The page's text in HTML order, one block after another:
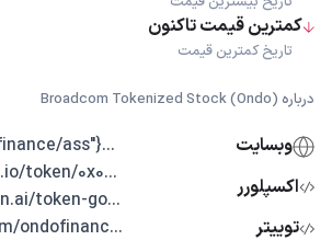
کمترین قیمت تاکنون
تاریخ کمترین قیمت
درباره Broadcom Tokenized Stock (Ondo)
وبسایت
...{"https://app.ondo.finance/ass
اکسپلورر
...https://etherscan.io/token/0x0
...https://app.nansen.ai/token-go
توییتر
...https://twitter.com/ondofinanc